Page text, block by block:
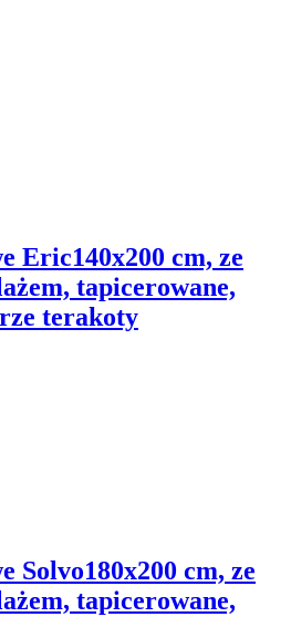
Eric140x200 cm, ze
tapicerowane,
terakoty
Solvo180x200 cm, ze
tapicerowane,